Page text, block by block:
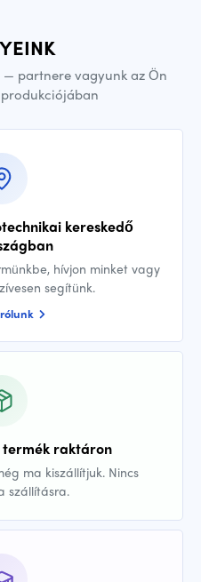
partnere vagyunk az Ön
kereskedő
hívjon minket vagy
segítünk.
raktáron
ma kiszállítjuk. Nincs
szállításra.